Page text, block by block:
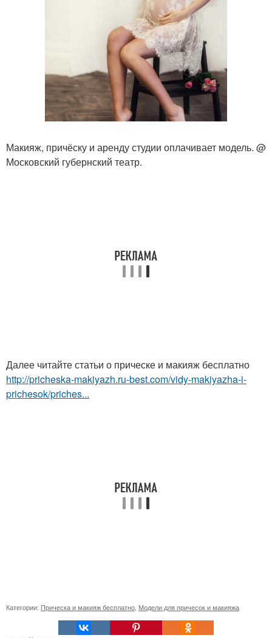
Макияж, причёску и аренду студии оплачивает модель. @
Московский губернский театр.
Далее читайте статьи о прическе и макияж бесплатно
http://pricheska-makiyazh.ru-best.com/vidy-makiyazha-i-
prichesok/priches...
Категории: Прическа и макияж бесплатно Модели для причесок и макияжа